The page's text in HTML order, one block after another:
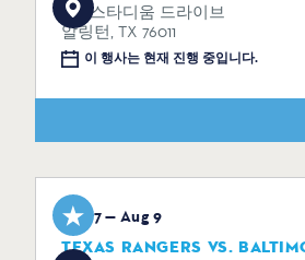
734 스타디움 드라이브
알링턴, TX 76011
이 행사는 현재 진행 중입니다.
Aug 7 — Aug 9
TEXAS RANGERS VS.